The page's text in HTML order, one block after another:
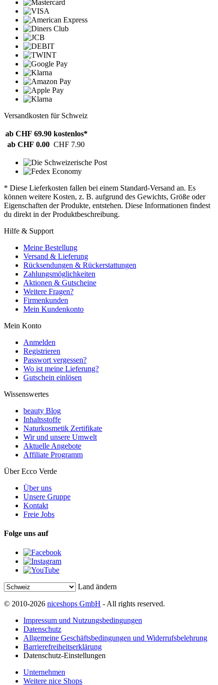
Versandkosten für Schweiz
ab CHF 69.90 kostenlos*
ab CHF 0.00 CHF 7.90
* Diese Lieferkosten fallen bei einem Standard-Versand an. Es
können weitere Kosten, z. B. aufgrund des Gewichts, Größe oder
Eigenschaften der Produkte, entstehen. Diese Informationen findest
du direkt in der Produktbeschreibung.
Hilfe & Support
Meine Bestellung
Versand & Lieferung
Rücksendungen & Rückerstattungen
Zahlungsmöglichkeiten
Aktionen & Gutscheine
Weitere Fragen?
Firmenkunden
Mein Kundenkonto
Mein Konto
Anmelden
Registrieren
Passwort vergessen?
Wo ist meine Lieferung?
Gutschein einlösen
Wissenswertes
beauty Blog
Inhaltsstoffe
Naturkosmetik Zertifikate
Wir und unsere Umwelt
Aktuelle Angebote
Affiliate Programm
Über Ecco Verde
Über uns
Unsere Gruppe
Kontakt
Freie Jobs
Folge uns auf
Land ändern
© 2010-2026 niceshops GmbH - All rights reserved.
Impressum und Nutzungsbedingungen
Datenschutz
Allgemeine Geschäftsbedingungen und Widerrufsbelehrung
Barrierefreiheitserklärung
Datenschutz-Einstellungen
Unternehmen
Weitere nice Shops